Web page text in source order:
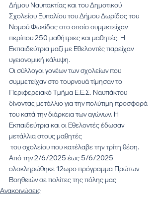
Δήμου Ναυπακτίας και του Δημοτικού
Σχολείου Ευπαλίου του Δήμου Δωρίδος του
Νομού Φωκίδος στο οποίο συμμετείχαν
περίπου 250 μαθήτριες και μαθητές. Η
Εκπαιδεύτρια μαζί με Εθελοντές παρείχαν
υγειονομική κάλυψη.
Οι σύλλογοι γονέων των σχολείων που
συμμετείχαν στο τουρνουά τίμησαν το
Περιφερειακό Τμήμα Ε.Ε.Σ. Ναυπάκτου
δίνοντας μετάλλιο για την πολύτιμη προσφορά
του κατά την διάρκεια των αγώνων. Η
Εκπαιδεύτρια και οι Εθελοντές έδωσαν
μετάλλια στους μαθητές
του σχολείου που κατέλαβε την τρίτη θέση.
Από την 2/6/2025 έως 5/6/2025
ολοκληρώθηκε 12ωρο πρόγραμμα Πρώτων
Βοηθειών σε πολίτες της πόλης μας
Ανακοινώσεις